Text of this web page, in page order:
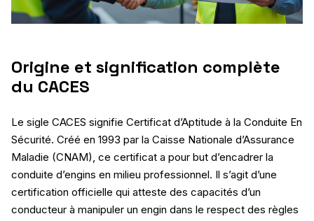
Origine et signification complète
du CACES
Le sigle CACES signifie Certificat d’Aptitude à la Conduite En
Sécurité. Créé en 1993 par la Caisse Nationale d’Assurance
Maladie (CNAM), ce certificat a pour but d’encadrer la
conduite d’engins en milieu professionnel. Il s’agit d’une
certification officielle qui atteste des capacités d’un
conducteur à manipuler un engin dans le respect des règles